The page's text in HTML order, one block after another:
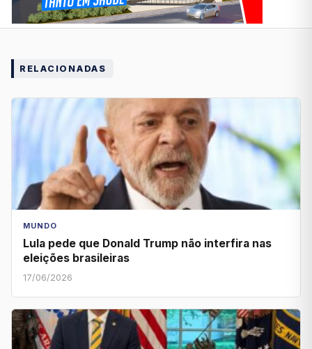
RELACIONADAS
MUNDO
Lula pede que Donald Trump não interfira nas
eleições brasileiras
17/06/2026